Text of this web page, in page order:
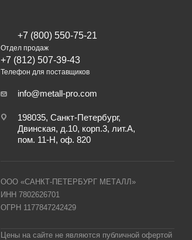
+7 (800) 550-75-21
Отдел продаж
+7 (812) 507-39-43
Телефон для поставщиков
info@metall-pro.com
198035, Санкт-Петербург,
Двинская, д.10, корп.3, лит.А,
пом. 11-Н, оф. 820
ООО «САНКТ-ПЕТЕРБУРГ МЕТАЛЛ»
ИНН 7802626701
ОГРН 1177847242429
Цены на сайте не являются публичной офертой